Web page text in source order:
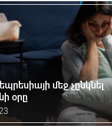
մեջ չընկնել
օրը